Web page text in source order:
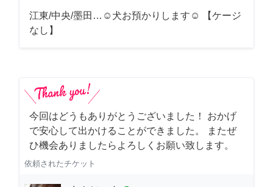
江東/中央/墨田…☺︎犬お預かりします☺︎ 【ケージ
なし】
今回はどうもありがとうございました！ おかげ
で安心して出かけることができました。 またぜ
ひ機会ありましたらよろしくお願い致します。
依頼されたチケット